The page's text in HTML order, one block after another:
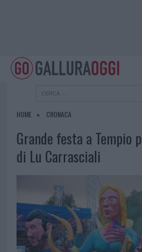
HOME CRONACA
Grande festa a Tempio
di Lu Carrasciali